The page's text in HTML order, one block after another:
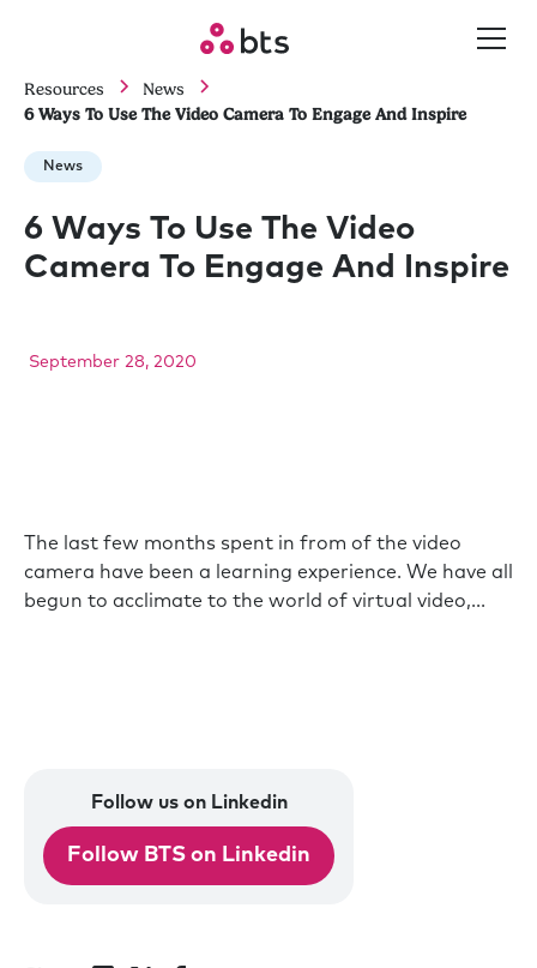
Resources
News
6 Ways To Use The Video Camera To Engage And Inspire
News
6 Ways To Use The Video
Camera To Engage And Inspire
September 28, 2020
Follow us on Linkedin
Follow BTS on Linkedin
The last few months spent in from of the video
camera have been a learning experience. We have all
begun to acclimate to the world of virtual video,...